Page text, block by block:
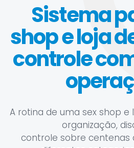
Sistema
shop e loja
controle
A rotina de uma sex shop e
organização,
controle sobre centenas